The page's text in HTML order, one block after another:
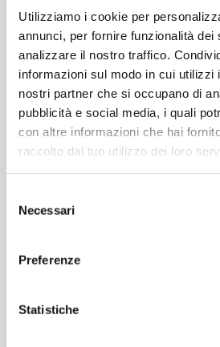
Utilizziamo i cookie per
annunci, per fornire funzionalità dei
analizzare il nostro traffico.
informazioni sul modo in cui utilizzi
nostri partner che si occupano di
pubblicità e social media, i quali
con altre informazioni che hai
raccolto dal tuo utilizzo dei loro
delNecessari
Preferenze
Statistiche
Il Fast Track è gratuito per i
Sì. Ibambini fino a 24 mesi, se
adulto autorizzato all’accesso
usufruire del servizio
ai 12 anni è prevista unatariffa
Quanto costa il Fast Track
Torino?
direttamente online
È possibile utilizzare il Fast
Airport Pass
e per i passeggeri